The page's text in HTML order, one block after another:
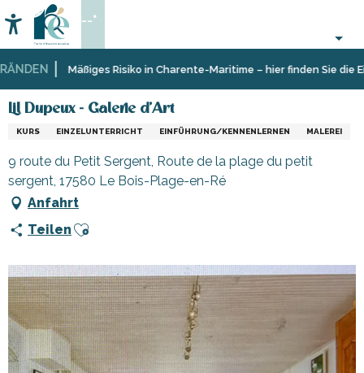
au
contenu
principal
Mäßiges Risiko in Charente-Maritime – hier finden Sie die
Accessibilité
Suche
--°
Startseite
Organisieren
Aktivitäten
Freizeit
Lil Dupeux - Galerie d'Art
Lil Dupeux - Galerie d'Art
KURS EINZELUNTERRICHT EINFÜHRUNG/KENNENLERNEN MALEREI
9 route du Petit Sergent, Route de la plage du petit
sergent, 17580 Le Bois-Plage-en-Ré
Anfahrt
Teilen Ajouter aux favoris